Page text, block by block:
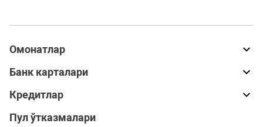
Омонатлар
Банк карталари
Кредитлар
Пул ўтказмалари